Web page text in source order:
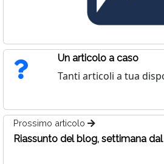
Un articolo a caso
Tanti articoli a tua
Prossimo articolo
Riassunto del blog, settimana